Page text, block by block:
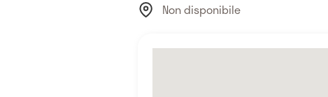
Non disponibile